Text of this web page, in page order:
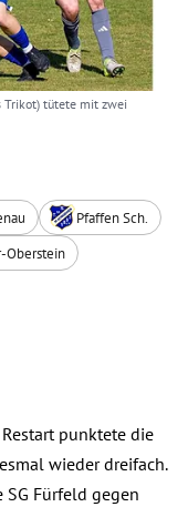
Trikot) tütete mit zwei
Pfaffen Sch.
Oberstein
punktete die
wieder dreifach.
SG Fürfeld gegen